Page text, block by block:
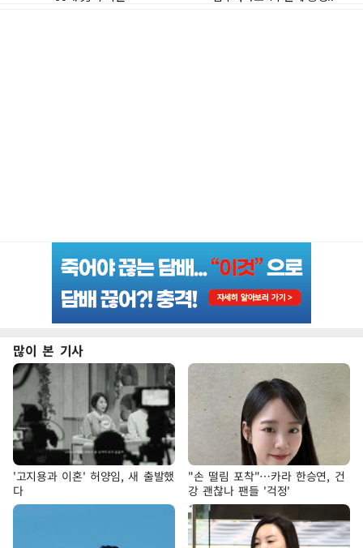
많이 본 기사
'고지용과 이혼' 허양임, 새 출발했
다
"손 떨림 포착"…카라 한승연, 건
강 괜찮나 팬들 '걱정'